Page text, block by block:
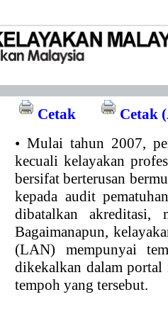
Cetak
Cetak
• Mulai tahun 2007,
kecuali kelayakan
bersifat berterusan
kepada audit
dibatalkan akreditasi,
Bagaimanapun,
(LAN) mempunyai
dikekalkan dalam portal
tempoh yang tersebut.